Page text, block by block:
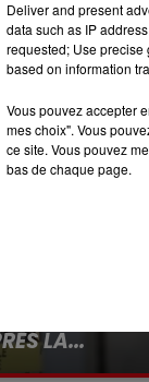
LA...
Deliver and present
data such as IP
requested; Use precise
based on information
Vous pouvez accepter
mes choix". Vous
ce site. Vous pouvez
bas de chaque page.